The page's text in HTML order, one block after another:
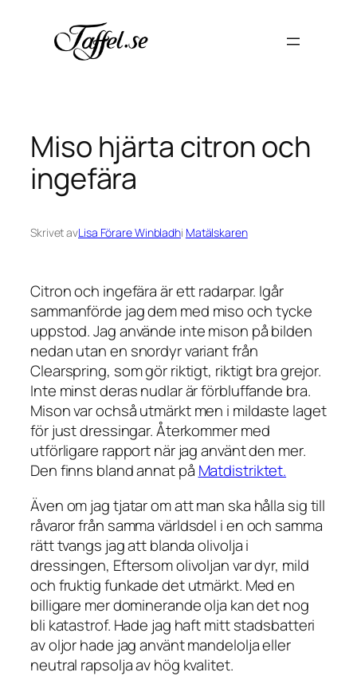
innehåll
Miso hjärta citron och
ingefära
Skrivet avLisa Förare Winbladhi Matälskaren
Citron och ingefära är ett radarpar. Igår
sammanförde jag dem med miso och tycke
uppstod. Jag använde inte mison på bilden
nedan utan en snordyr variant från
Clearspring, som gör riktigt, riktigt bra grejor.
Inte minst deras nudlar är förbluffande bra.
Mison var ochså utmärkt men i mildaste laget
för just dressingar. Återkommer med
utförligare rapport när jag använt den mer.
Den finns bland annat på Matdistriktet.
Även om jag tjatar om att man ska hålla sig till
råvaror från samma världsdel i en och samma
rätt tvangs jag att blanda olivolja i
dressingen, Eftersom olivoljan var dyr, mild
och fruktig funkade det utmärkt. Med en
billigare mer dominerande olja kan det nog
bli katastrof. Hade jag haft mitt stadsbatteri
av oljor hade jag använt mandelolja eller
neutral rapsolja av hög kvalitet.